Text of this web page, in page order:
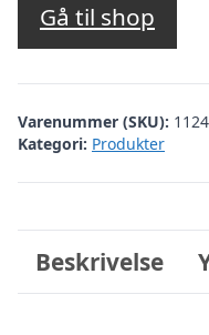
Gå til shop
Varenummer (SKU):
Kategori: Produkter
Beskrivelse